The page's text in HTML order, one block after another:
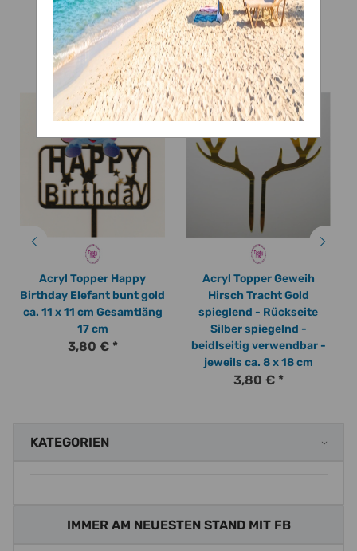
Ähnliche Artikel
Acryl Topper Happy
Birthday Elefant bunt gold
ca. 11 x 11 cm Gesamtläng
17 cm
3,80 € *
Acryl Topper Geweih
Hirsch Tracht Gold
spieglend - Rückseite
Silber spiegelnd -
beidlseitig verwendbar -
jeweils ca. 8 x 18 cm
3,80 € *
KATEGORIEN
IMMER AM NEUESTEN STAND MIT FB